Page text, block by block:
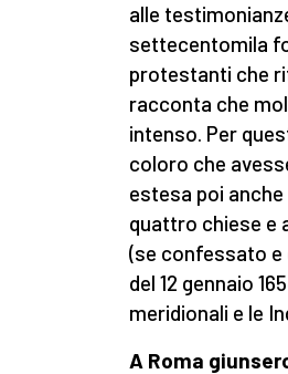
alle
settecentomila
protestanti che
racconta che
intenso. Per
coloro che
estesa poi
quattro chiese e
(se confessato e
del 12 gennaio
meridionali e le
A Roma